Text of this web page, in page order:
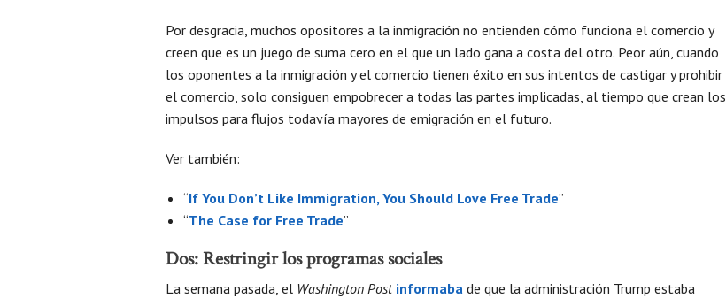
Por desgracia, muchos opositores a la inmigración no entienden cómo funciona el comercio y
creen que es un juego de suma cero en el que un lado gana a costa del otro. Peor aún, cuando
los oponentes a la inmigración y el comercio tienen éxito en sus intentos de castigar y prohibir
el comercio, solo consiguen empobrecer a todas las partes implicadas, al tiempo que crean los
impulsos para flujos todavía mayores de emigración en el futuro.
Ver también:
“If You Don’t Like Immigration, You Should Love Free Trade”
“The Case for Free Trade”
Dos: Restringir los programas sociales
La semana pasada, el Washington Post informaba de que la administración Trump estaba